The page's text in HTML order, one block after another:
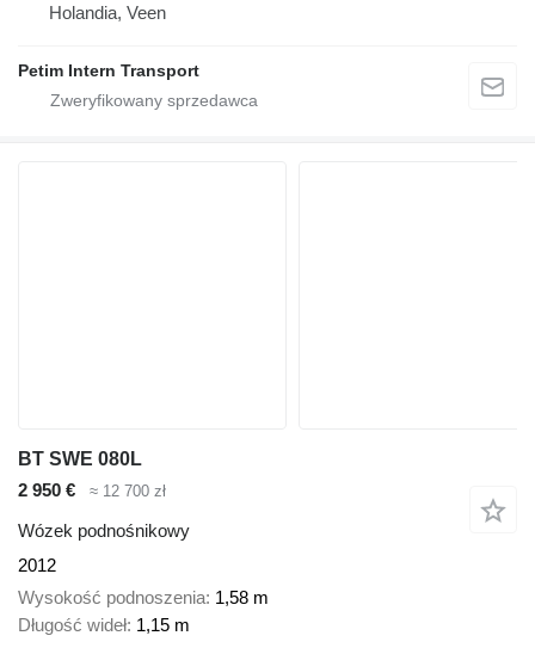
Holandia, Veen
Petim Intern Transport
BT SWE 080L
2 950 €
≈ 12 700 zł
Wózek podnośnikowy
2012
Wysokość podnoszenia 1,58 m
Długość wideł 1,15 m